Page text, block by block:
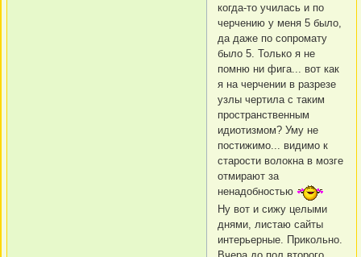
когда-то училась и по
черчению у меня 5 было,
да даже по сопромату
было 5. Только я не
помню ни фига... вот как
я на черчении в разрезе
узлы чертила с таким
пространственным
идиотизмом? Уму не
постижимо... видимо к
старости волокна в мозге
отмирают за
ненадобностью
Ну вот и сижу целыми
днями, листаю сайты
интерьерные. Прикольно.